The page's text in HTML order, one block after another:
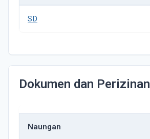
SD
Dokumen dan Perizinan
Naungan